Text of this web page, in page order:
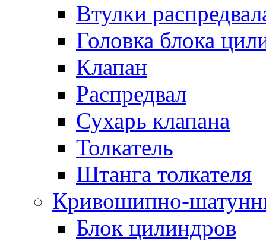
Втулки
Головка блока
Клапан
Распредвал
Сухарь клапана
Толкатель
Штанга толкателя
Кривошипно-
Блок цилиндров